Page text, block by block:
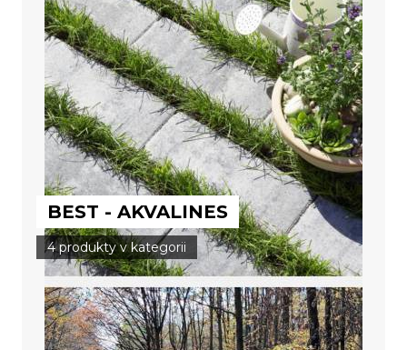
BEST - AKVALINES
4 produkty v kategorii